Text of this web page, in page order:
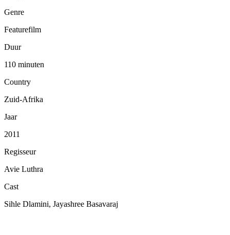
Genre
Featurefilm
Duur
110 minuten
Country
Zuid-Afrika
Jaar
2011
Regisseur
Avie Luthra
Cast
Sihle Dlamini, Jayashree Basavaraj